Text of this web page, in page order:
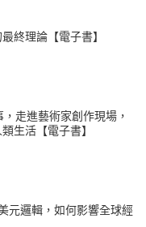
，是所有人的故事，是
）：
）曾說，在空間中移動促
中的每處停歇，都可能
是，自由與安穩、移動
紛繁場景與軌跡。李易
的更迭之間，穿插了更
理、邊界、領土、移
人情冷暖牽連於深遠的
終理論【電子書】
走進藝術家創作現場，
生活【電子書】
元邏輯，如何影響全球經